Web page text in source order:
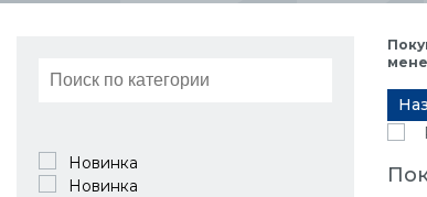
Новинка
Новинка